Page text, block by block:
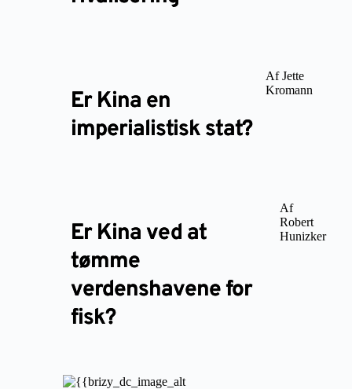
Er Kina en
imperialistisk stat?
Af Jette
Kromann
Er Kina ved at
tømme
verdenshavene for
fisk?
Af
Robert
Hunizker